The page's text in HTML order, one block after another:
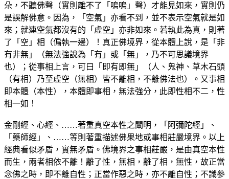
朵，不聽佛聲（實則離不了「嗚嗚」聲）才能見如來，實則仍
是誤解佛意。因為，「空氣」亦看不到，並不表示空氣就是如
來；就連空氣都沒有的「虛空」亦非如來。若執此為真，則著
了「空」相（偏執一邊）！真正佛境界，從本體上說，是「非
有非無」（無法強說為「有」或「無」，乃不可思議境界
也）；從事相上言，可曰「即有即無」（人、鬼神、草木石頭
（有相）乃至虛空（無相）皆不離相，不離佛法也）。又事相
即本體（本性），本體即事相，無法強分，此即性相不二，性
相一如！
金剛經、心經、……著重真空本性之闡明，「阿彌陀經」、
「藥師經」、……等則著重描述佛果地或事相莊嚴境界。以上
經典看似矛盾，實無矛盾。佛境界之事相莊嚴，是由真空本性
而生，兩者相依不離！離了性，無相，離了相，無性，故正當
念佛之時，即不離自性；正當作惡之時，亦不離自性；不識參